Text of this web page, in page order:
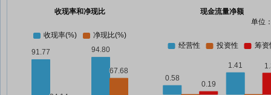
收现率和净现比
现金流量净额
单位